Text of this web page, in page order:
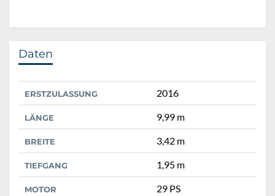
Daten
ERSTZULASSUNG 2016
LÄNGE 9,99 m
BREITE 3,42 m
TIEFGANG 1,95 m
MOTOR 29 PS